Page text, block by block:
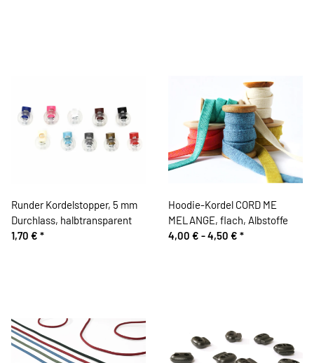
Runder Kordelstopper, 5 mm
Durchlass, halbtransparent
1,70 € *
Hoodie-Kordel CORD ME
MELANGE, flach, Albstoffe
4,00 € -4,50 € *